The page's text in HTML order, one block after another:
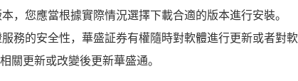
，您應當根據實際情況選擇下載合適的版本進行安裝。
務的安全性，華盛証券有權隨時對軟體進行更新或者對
關更新或改變後更新華盛通。